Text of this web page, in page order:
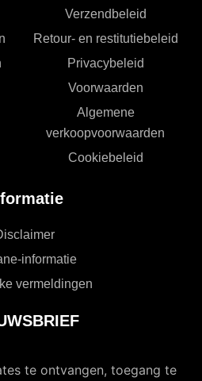
Verzendbeleid
Retour- en restitutiebeleid
Privacybeleid
Voorwaarden
Algemene
verkoopvoorwaarden
Cookiebeleid
informatie
vermeldingen
te ontvangen, toegang te